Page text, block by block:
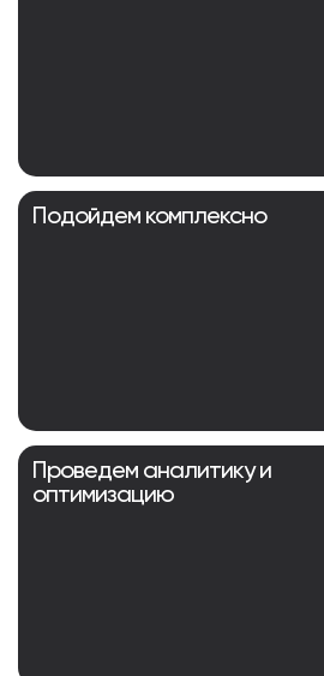
Подойдем комплексно
Проведем аналитику и
оптимизацию